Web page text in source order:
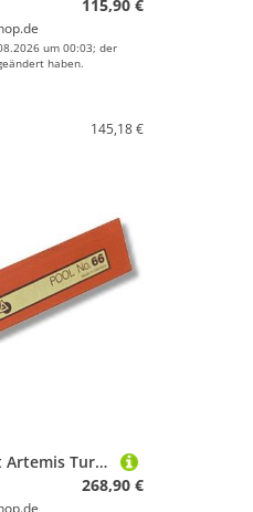
115,90 €
um 00:03; der
haben.
145,18 €
Bandengummi 9ft Artemis Turnier Pool Satz
268,90 €